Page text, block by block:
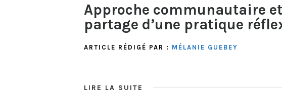
Approche communautaire
partage d’une pratique
ARTICLE RÉDIGÉ PAR : MÉLANIE GUEBEY
LIRE LA SUITE